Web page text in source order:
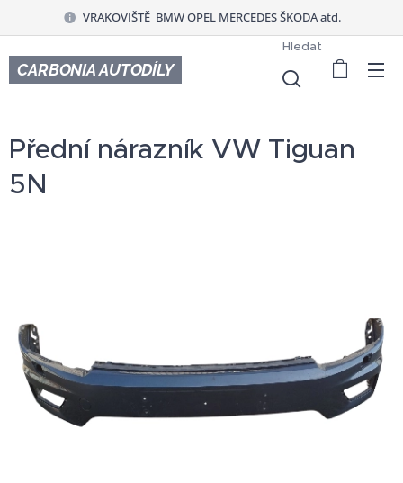
VRAKOVIŠTĚ BMW OPEL MERCEDES ŠKODA atd.
CARBONIA AUTODÍLY
Hledat
Přední nárazník VW Tiguan
5N